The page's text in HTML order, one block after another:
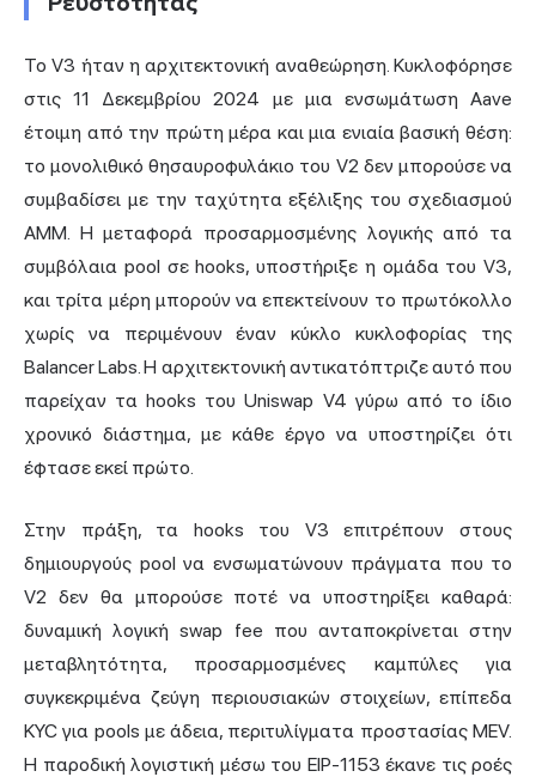
Το V3 ήταν η αρχιτεκτονική αναθεώρηση. Κυκλοφόρησε
στις 11 Δεκεμβρίου 2024 με μια ενσωμάτωση Aave
έτοιμη από την πρώτη μέρα και μια ενιαία βασική θέση:
το μονολιθικό θησαυροφυλάκιο του V2 δεν μπορούσε να
συμβαδίσει με την ταχύτητα εξέλιξης του σχεδιασμού
AMM. Η μεταφορά προσαρμοσμένης λογικής από τα
συμβόλαια pool σε hooks, υποστήριξε η ομάδα του V3,
και τρίτα μέρη μπορούν να επεκτείνουν το πρωτόκολλο
χωρίς να περιμένουν έναν κύκλο κυκλοφορίας της
Balancer Labs. Η αρχιτεκτονική αντικατόπτριζε αυτό που
παρείχαν τα hooks του Uniswap V4 γύρω από το ίδιο
χρονικό διάστημα, με κάθε έργο να υποστηρίζει ότι
έφτασε εκεί πρώτο.
Στην πράξη, τα hooks του V3 επιτρέπουν στους
δημιουργούς pool να ενσωματώνουν πράγματα που το
V2 δεν θα μπορούσε ποτέ να υποστηρίξει καθαρά:
δυναμική λογική swap fee που ανταποκρίνεται στην
μεταβλητότητα, προσαρμοσμένες καμπύλες για
συγκεκριμένα ζεύγη περιουσιακών στοιχείων, επίπεδα
KYC για pools με άδεια, περιτυλίγματα προστασίας MEV.
Η παροδική λογιστική μέσω του EIP-1153 έκανε τις ροές